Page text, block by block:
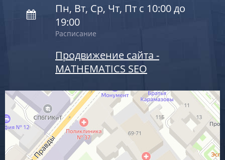
Пн, Вт, Ср, Чт, Пт с 10:00 до
19:00
Расписание
Продвижение сайта -
MATHEMATICS SEO